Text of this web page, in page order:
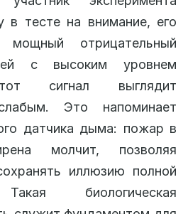
в тесте на внимание, его
мощный отрицательный
с высоким уровнем
сигнал выглядит
Это напоминает
датчика дыма: пожар в
молчит, позволяя
иллюзию полной
биологическая